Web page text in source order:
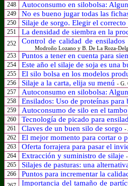
248 Autoconsumo en silobolsa:
249 No es bueno jugar todas las
250 Silaje de sorgo. Elegir el correcto
251 La densidad de siembra en la
252 Control de calidad de
Modroño Lozano y B. De La Roza-
253 Puntos a tener en cuenta para
254 Este año el silaje de soja es una
255 El silo bolsa en los modelos
256 Silaje a la carta, elija su menú - G.
257 Autoconsumo en silobolsa:
258 Ensilados: Uso de proteínas para
259 Autoconsumo de silo en el
260 Tecnología de picado para
261 Claves de un buen silo de sorgo -
262 El mejor momento para cortar o
263 Oferta forrajera para pasar el
264 Extracción y suministro de silaje
265 Silajes de pasturas: una
266 Puntos para incrementar la
Importancia del tamaño de